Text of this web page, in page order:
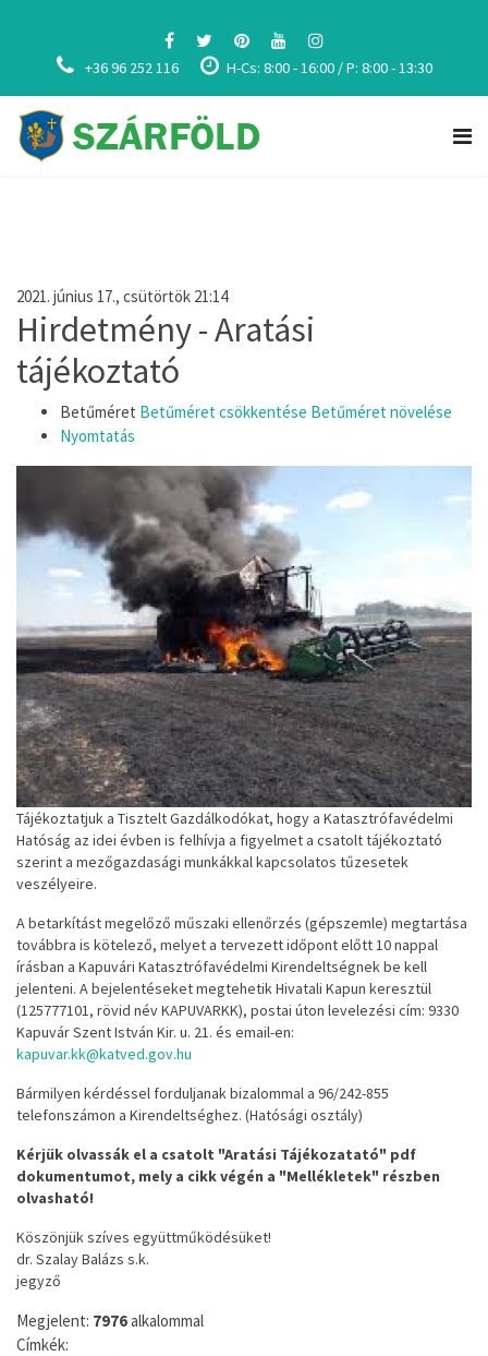
+36 96 252 116 H-Cs: 8:00 - 16:00 / P: 8:00 - 13:30
2021. június 17., csütörtök 21:14
Hirdetmény - Aratási
tájékoztató
Betűméret Betűméret csökkentése Betűméret növelése
Nyomtatás
Tájékoztatjuk a Tisztelt Gazdálkodókat, hogy a Katasztrófavédelmi
Hatóság az idei évben is felhívja a figyelmet a csatolt tájékoztató
szerint a mezőgazdasági munkákkal kapcsolatos tűzesetek
veszélyeire.
A betarkítást megelőző műszaki ellenőrzés (gépszemle) megtartása
továbbra is kötelező, melyet a tervezett időpont előtt 10 nappal
írásban a Kapuvári Katasztrófavédelmi Kirendeltségnek be kell
jelenteni. A bejelentéseket megtehetik Hivatali Kapun keresztül
(125777101, rövid név KAPUVARKK), postai úton levelezési cím: 9330
Kapuvár Szent István Kir. u. 21. és email-en:
kapuvar.kk@katved.gov.hu
Bármilyen kérdéssel forduljanak bizalommal a 96/242-855
telefonszámon a Kirendeltséghez. (Hatósági osztály)
Kérjük olvassák el a csatolt "Aratási Tájékozatató" pdf
dokumentumot, mely a cikk végén a "Mellékletek" részben
olvasható!
Köszönjük szíves együttműködésüket!
dr. Szalay Balázs s.k.
jegyző
Megjelent: 7976alkalommal
Címkék: